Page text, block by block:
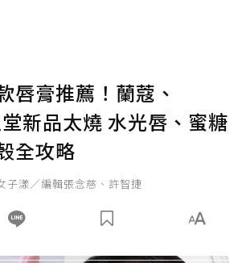
唇膏推薦！蘭蔻、
新品太燒 水光唇、蜜糖
全攻略
子漾／編輯張念慈、許智捷